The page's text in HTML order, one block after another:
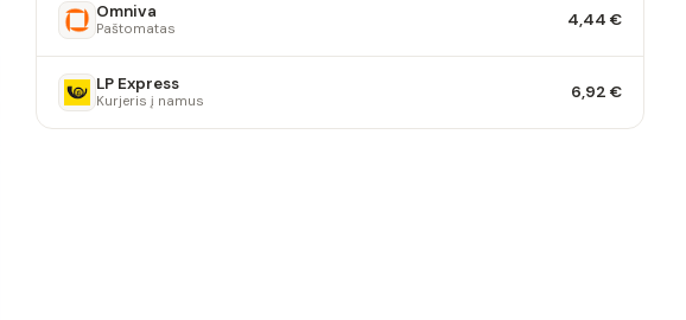
Omniva
Paštomatas 4,44 €
LP Express
Kurjeris į namus 6,92 €